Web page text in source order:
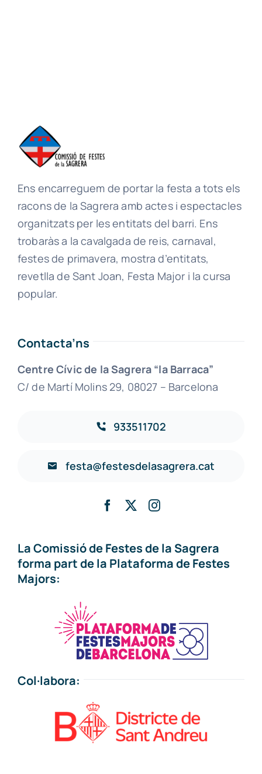
Ens encarreguem de portar la festa a tots els
racons de la Sagrera amb actes i espectacles
organitzats per les entitats del barri. Ens
trobaràs a la cavalgada de reis, carnaval,
festes de primavera, mostra d’entitats,
revetlla de Sant Joan, Festa Major i la cursa
popular.
Contacta’ns
Centre Cívic de la Sagrera “la Barraca”
C/ de Martí Molins 29, 08027 – Barcelona
933511702
festa@festesdelasagrera.cat
La Comissió de Festes de la Sagrera
forma part de la Plataforma de Festes
Majors:
Col·labora: